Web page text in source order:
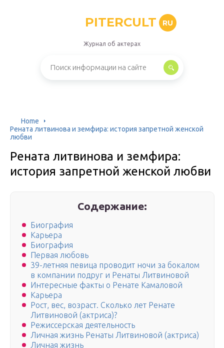
PITERCULT RU
Журнал об актерах
Home
Рената литвинова и земфира: история запретной женской
любви
Рената литвинова и земфира:
история запретной женской любви
Содержание:
Биография
Карьера
Биография
Первая любовь
39-летняя певица проводит ночи за бокалом
в компании подруг и Ренаты Литвиновой
Интересные факты о Ренате Камаловой
Карьера
Рост, вес, возраст. Сколько лет Ренате
Литвиновой (актриса)?
Режиссерская деятельность
Личная жизнь Ренаты Литвиновой (актриса)
Личная жизнь